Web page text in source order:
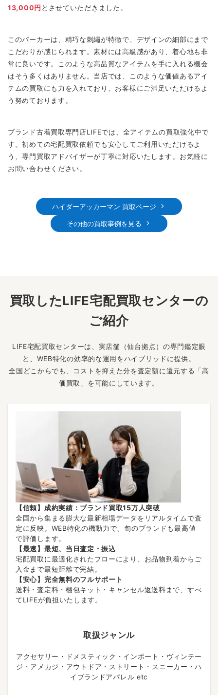
13,000円 とさせていただきました。
このパーカーは、精巧な刺繡が特徴で、デザインの細部にまで
こだわりが感じられます。素材には高級感があり、着心地も非
常に良いです。このような高品質なアイテムを手に入れる機会
はそう多くはありません。当店では、このような価値あるアイ
テムの買取にも力を入れており、お客様にご満足いただけるよ
う努めております。
ブランド古着買取専門店LIFEでは、全アイテムの買取強化中で
す。初めての宅配買取依頼でも安心してご利用いただけるよ
う、専門買取アドバイザーが丁寧に対応いたします。お気軽に
お問い合わせください。
ハイダーアッカーマン 買取ページ
その他の買取事例を見る
買取したLIFE宅配買取センターの
ご紹介
LIFE宅配買取センターは、実店舗（仙台拠点）の専門鑑定眼
と、WEB特化の効率的な運用をハイブリッドに提供。
全国どこからでも、コストを抑えた分を査定額に還元する「高
価買取」を可能にしています。
【信頼】成約実績：ブランド買取15万人突破
全国から集まる膨大な最新相場データをリアルタイムで査
定に反映。WEB特化の機動力で、旬のブランドも最高値
で評価します。
【最速】最短、当日査定・振込
宅配買取に最適化されたフローにより、お品物到着からご
入金まで最短距離で完結。
【安心】完全無料のフルサポート
送料・査定料・梱包キット・キャンセル返送料まで、すべ
てLIFEが負担いたします。
取扱ジャンル
アクセサリー・ドメスティック・インポート・ヴィンテー
ジ・アメカジ・アウトドア・ストリート・スニーカー・ハ
イブランドアパレル etc